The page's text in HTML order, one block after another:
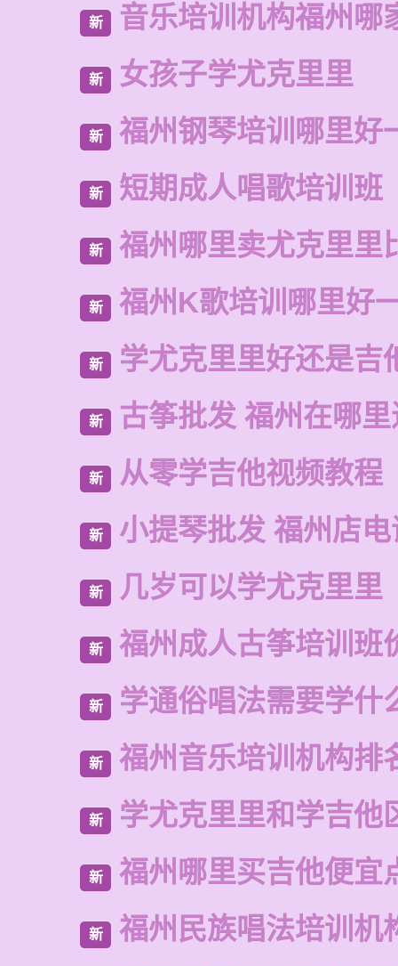
新 音乐培训机构福州哪
新 女孩子学尤克里里
新 福州钢琴培训哪里好
新 短期成人唱歌培训班
新 福州哪里卖尤克里里
新 福州K歌培训哪里好
新 学尤克里里好还是吉
新 古筝批发 福州在哪
新 从零学吉他视频教程
新 小提琴批发 福州店
新 几岁可以学尤克里里
新 福州成人古筝培训班
新 学通俗唱法需要学什
新 福州音乐培训机构排
新 学尤克里里和学吉他
新 福州哪里买吉他便宜
新 福州民族唱法培训机